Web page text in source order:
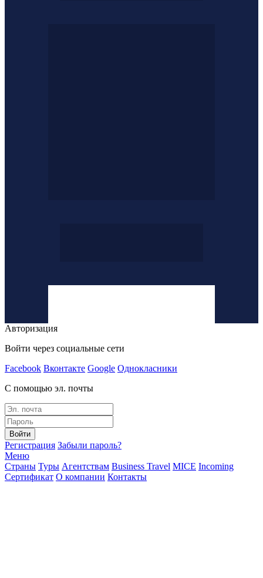
Авторизация
Войти через социальные сети
Facebook Вконтакте Google Однокласники
С помощью эл. почты
Войти
Регистрация Забыли пароль?
Меню
Страны Туры Агентствам Business Travel MICE Incoming
Сертификат О компании Контакты